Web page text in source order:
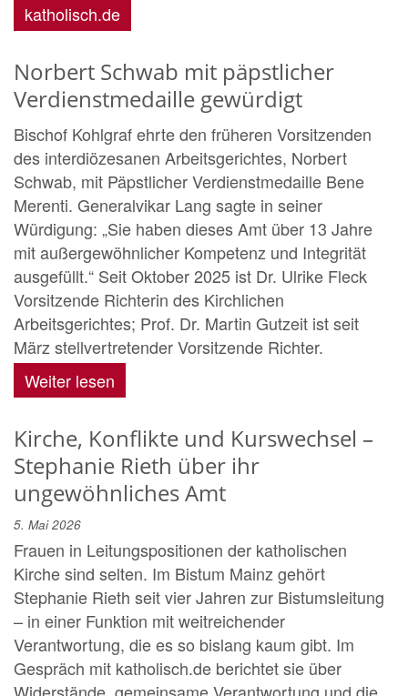
katholisch.de
Norbert Schwab mit päpstlicher
Verdienstmedaille gewürdigt
Bischof Kohlgraf ehrte den früheren Vorsitzenden
des interdiözesanen Arbeitsgerichtes, Norbert
Schwab, mit Päpstlicher Verdienstmedaille Bene
Merenti. Generalvikar Lang sagte in seiner
Würdigung: „Sie haben dieses Amt über 13 Jahre
mit außergewöhnlicher Kompetenz und Integrität
ausgefüllt.“ Seit Oktober 2025 ist Dr. Ulrike Fleck
Vorsitzende Richterin des Kirchlichen
Arbeitsgerichtes; Prof. Dr. Martin Gutzeit ist seit
März stellvertretender Vorsitzende Richter.
Weiter lesen
Kirche, Konflikte und Kurswechsel –
Stephanie Rieth über ihr
ungewöhnliches Amt
5. Mai 2026
Frauen in Leitungspositionen der katholischen
Kirche sind selten. Im Bistum Mainz gehört
Stephanie Rieth seit vier Jahren zur Bistumsleitung
– in einer Funktion mit weitreichender
Verantwortung, die es so bislang kaum gibt. Im
Gespräch mit katholisch.de berichtet sie über